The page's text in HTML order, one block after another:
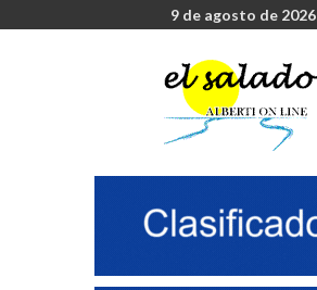
9 de agosto de 2026